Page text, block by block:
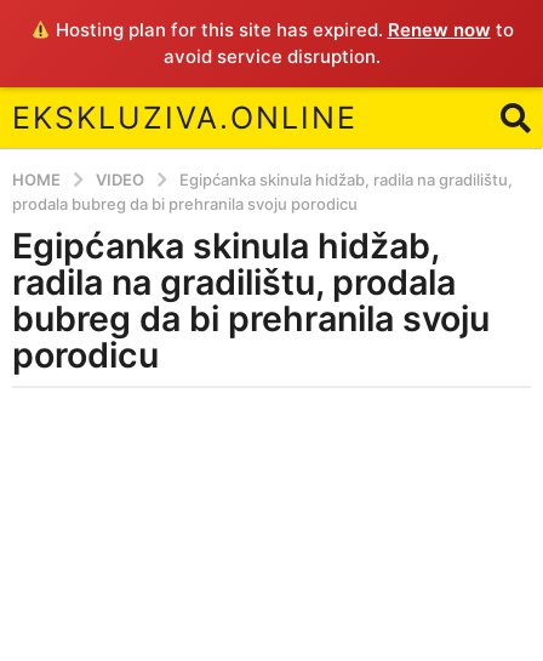
Hosting plan for this site has expired. Renew now to
avoid service disruption.
EKSKLUZIVA.ONLINE
HOME VIDEO
Egipćanka skinula hidžab, radila na gradilištu,
prodala bubreg da bi prehranila svoju porodicu
5
y
e
a
r
Egipćanka skinula hidžab,
radila na gradilištu, prodala
bubreg da bi prehranila svoju
porodicu